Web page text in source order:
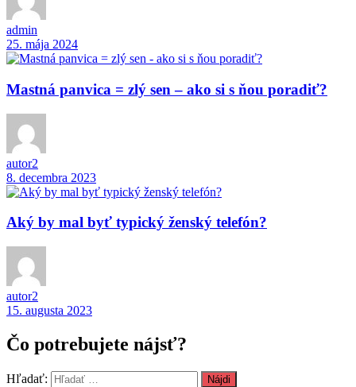
admin
25. mája 2024
Mastná panvica = zlý sen – ako si s ňou poradiť?
autor2
8. decembra 2023
Aký by mal byť typický ženský telefón?
autor2
15. augusta 2023
Čo potrebujete nájsť?
Hľadať: